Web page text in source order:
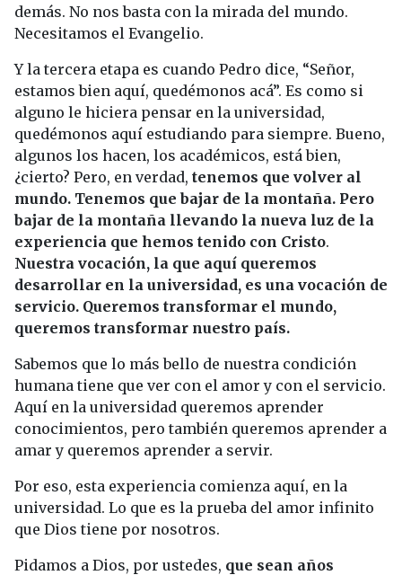
demás. No nos basta con la mirada del mundo.
Necesitamos el Evangelio.
Y la tercera etapa es cuando Pedro dice, “Señor,
estamos bien aquí, quedémonos acá”. Es como si
alguno le hiciera pensar en la universidad,
quedémonos aquí estudiando para siempre. Bueno,
algunos los hacen, los académicos, está bien,
¿cierto? Pero, en verdad, tenemos que volver al
mundo. Tenemos que bajar de la montaña. Pero
bajar de la montaña llevando la nueva luz de la
experiencia que hemos tenido con Cristo.
Nuestra vocación, la que aquí queremos
desarrollar en la universidad, es una vocación de
servicio. Queremos transformar el mundo,
queremos transformar nuestro país.
Sabemos que lo más bello de nuestra condición
humana tiene que ver con el amor y con el servicio.
Aquí en la universidad queremos aprender
conocimientos, pero también queremos aprender a
amar y queremos aprender a servir.
Por eso, esta experiencia comienza aquí, en la
universidad. Lo que es la prueba del amor infinito
que Dios tiene por nosotros.
Pidamos a Dios, por ustedes, que sean años